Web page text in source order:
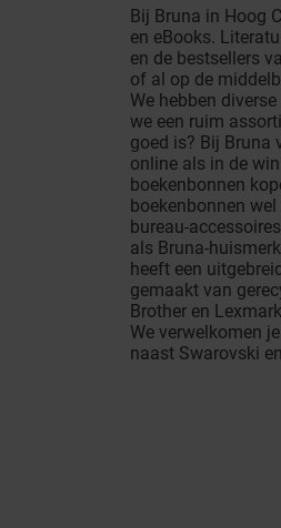
Bij Bruna in Hoog
en eBooks.
en de bestsellers
of al op de
We hebben
we een ruim
goed is? Bij Bruna
online als in de
boekenbonnen
boekenbonnen
bureau-
als Bruna-
heeft een
gemaakt van
Brother en
We verwelkomen
naast Swarovski